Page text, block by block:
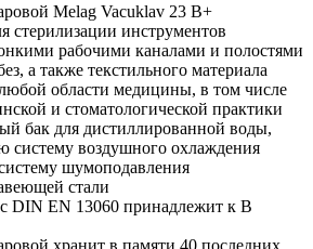
Melag Vacuklav 23 B+
стерилизации инструментов
рабочими каналами и полостями
а также текстильного материала
области медицины, в том числе
и стоматологической практики
бак для дистиллированной воды,
систему воздушного охлаждения
шумоподавления
стали
DIN EN 13060 принадлежит к B
хранит в памяти 40 последних